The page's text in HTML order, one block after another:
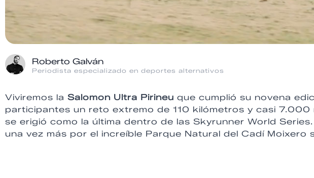
Roberto Galván
Periodista especializado en deportes alternativos
Viviremos la Salomon Ultra Pirineu que cumplió su novena
participantes un reto extremo de 110 kilómetros y casi 7.000
se erigió como la última dentro de las Skyrunner World
una vez más por el increíble Parque Natural del Cadí Moixero